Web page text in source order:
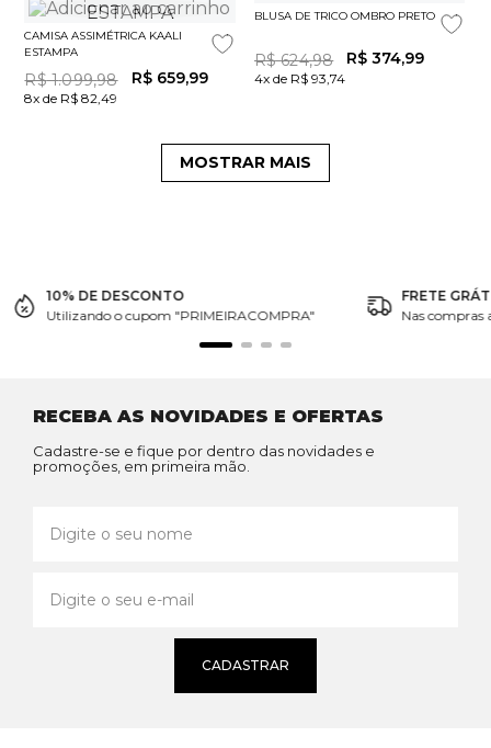
CAMISA ASSIMÉTRICA KAALI
ESTAMPA
R$ 1.099,98 R$ 659,99
8x de R$ 82,49
BLUSA DE TRICO OMBRO PRETO
R$ 624,98 R$ 374,99
4x de R$ 93,74
MOSTRAR MAIS
10% DE DESCONTO
Utilizando o cupom "PRIMEIRACOMPRA"
FRETE
Nas compras
RECEBA AS NOVIDADES E OFERTAS
Cadastre-se e fique por dentro das novidades e
promoções, em primeira mão.
CADASTRAR